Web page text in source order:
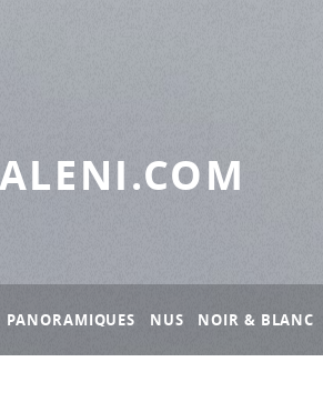
PANORAMIQUES NUS NOIR & BLANC